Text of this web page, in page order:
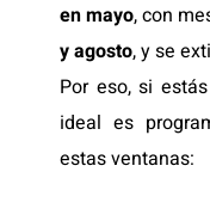
en mayo, con
y agosto, y se
Por eso, si
ideal es
estas ventanas: